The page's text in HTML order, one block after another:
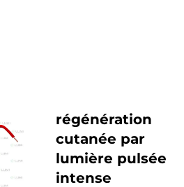
régénération
cutanée par
lumière pulsée
intense